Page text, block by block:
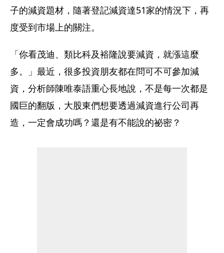
子的減資題材，隨著登記減資達51家的情況下，再
度受到市場上的關注。
「你看茂迪、類比科及裕隆說要減資，就漲這麼
多。」最近，很多投資朋友都在問可不可參加減
資，分析師陳唯泰語重心長地說，不是每一次都是
國巨的翻版，大股東們想要透過減資進行公司再
造，一定會成功嗎？還是有不能說的祕密？